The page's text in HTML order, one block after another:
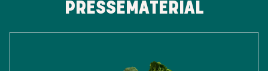
PRESSEMATERIAL